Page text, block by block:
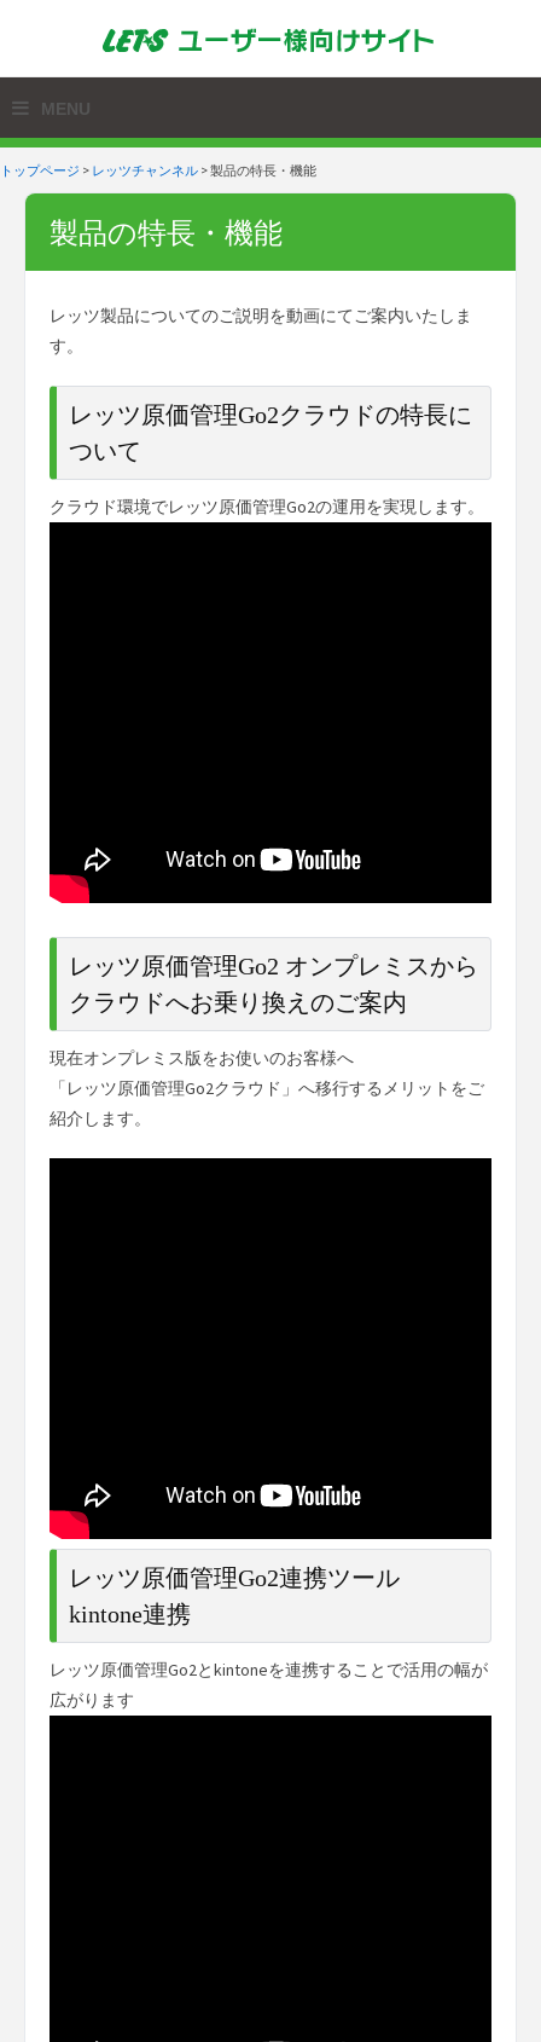
トップページ > レッツチャンネル >製品の特長・機能
製品の特長・機能
レッツ製品についてのご説明を動画にてご案内いたしま
す。
レッツ原価管理Go2クラウドの特長に
ついて
クラウド環境でレッツ原価管理Go2の運用を実現します。
レッツ原価管理Go2 オンプレミスから
クラウドへお乗り換えのご案内
現在オンプレミス版をお使いのお客様へ
「レッツ原価管理Go2クラウド」へ移行するメリットをご
紹介します。
レッツ原価管理Go2連携ツール
kintone連携
レッツ原価管理Go2とkintoneを連携することで活用の幅が
広がります